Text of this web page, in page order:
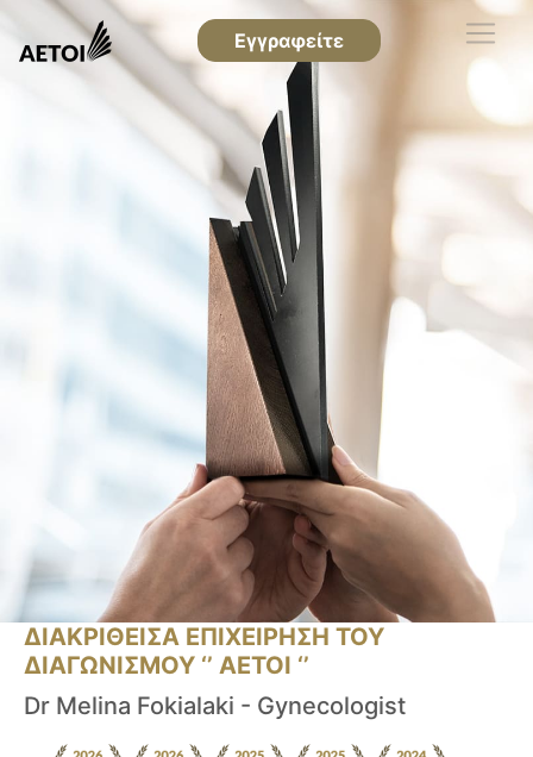
Εγγραφείτε
ΔΙΑΚΡΙΘΕΙΣΑ ΕΠΙΧΕΙΡΗΣΗ ΤΟΥ
ΔΙΑΓΩΝΙΣΜΟΥ ‘’ ΑΕΤΟΙ ‘’
Dr Melina Fokialaki - Gynecologist